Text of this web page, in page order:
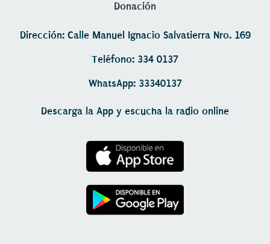
Donación
Dirección: Calle Manuel Ignacio Salvatierra Nro. 169
Teléfono: 334 0137
WhatsApp: 33340137
Descarga la App y escucha la radio online